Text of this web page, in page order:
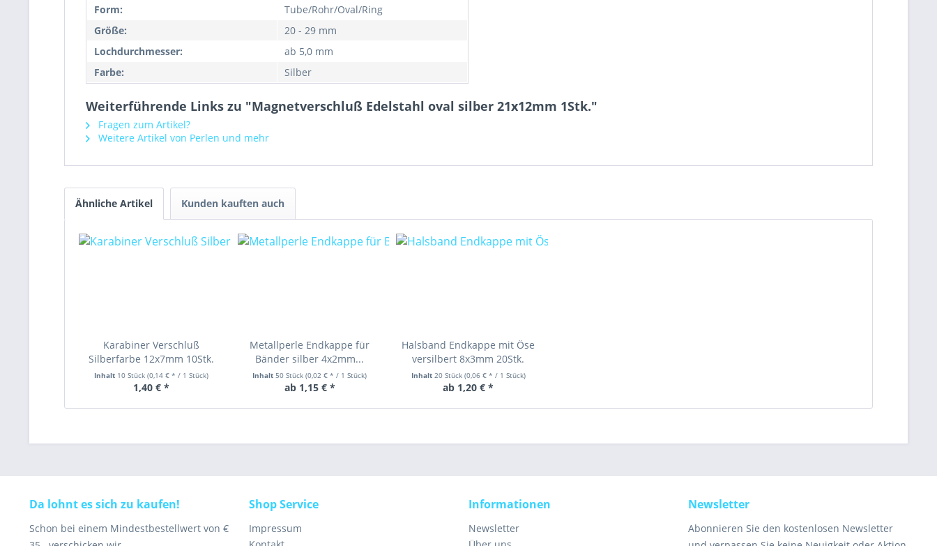
Form:
Tube/Rohr/Oval/Ring
Größe:
20 - 29 mm
Lochdurchmesser:
ab 5,0 mm
Farbe:
Silber
Weiterführende Links zu "Magnetverschluß Edelstahl oval silber 21x12mm 1Stk."
Fragen zum Artikel?
Weitere Artikel von Perlen und mehr
Ähnliche Artikel Kunden kauften auch
Karabiner Verschluß
Silberfarbe 12x7mm 10Stk.
Inhalt 10 Stück (0,14 € * / 1 Stück)
1,40 € *
Metallperle Endkappe für
Bänder silber 4x2mm...
Inhalt50 Stück(0,02 € * / 1 Stück)
ab 1,15 € *
Halsband Endkappe mit Öse
versilbert 8x3mm 20Stk.
Inhalt 20 Stück (0,06 € * / 1 Stück)
ab 1,20 € *
Da lohnt es sich zu kaufen!
Schon bei einem Mindestbestellwert von €
Shop Service
Impressum
Informationen
Newsletter
Newsletter
Abonnieren Sie den kostenlosen Newsletter